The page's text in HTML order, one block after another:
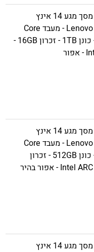
מחשב נייד עם מסך מגע 14 אינץ
Lenovo Yoga 7 2-in-1 - מעבד Core
Ultra 5 226V - כונן 1TB - זכרון 16GB -
מחשב נייד עם מסך מגע 14 אינץ
Lenovo Yoga 7 2-in-1 - מעבד Core
Ultra 5 226V - כונן 512GB - זכרון
מחשב נייד עם מסך מגע 14 אינץ